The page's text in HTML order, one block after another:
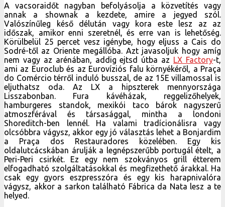
A vacsoraidőt nagyban befolyásolja a közvetítés vagy
annak a shownak a kezdete, amire a jegyed szól.
Valószínűleg késő délután vagy kora este lesz az az
időszak, amikor enni szeretnél, és erre van is lehetőség.
Körülbelül 25 percet vesz igénybe, hogy eljuss a Cais do
Sodré-től az Oriente megállóba. Azt javasoljuk hogy amíg
nem vagy az arénában, addig ejtsd útba az LX Factory-t,
ami az Euroclub és az Eurovíziós falu környékéről, a Praça
do Comércio térről induló busszal, de az 15E villamossal is
eljuthatsz oda. Az LX a hipszterek mennyországa
Lisszabonban. Fura kávéházak, reggelizőhelyek,
hamburgeres standok, mexikói taco bárok nagyszerű
atmoszférával és társasággal, mintha a londoni
Shoreditch-ben lennél. Ha valami tradícionálisra vagy
olcsóbbra vágysz, akkor egy jó választás lehet a Bonjardim
a Praça dos Restauradores közelében. Egy kis
oldalutcácskában árulják a legnépszerűbb portugál ételt, a
Peri-Peri csirkét. Ez egy nem szokványos grill étterem
elfogadható szolgáltatásokkal és megfizethető árakkal. Ha
csak egy gyors eszpresszóra és egy kis harapnivalóra
vágysz, akkor a sarkon található Fábrica da Nata lesz a te
helyed.